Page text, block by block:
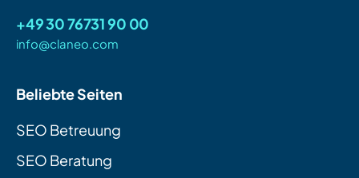
+49 30 76731 90 00
info@claneo.com
Beliebte Seiten
SEO Betreuung
SEO Beratung